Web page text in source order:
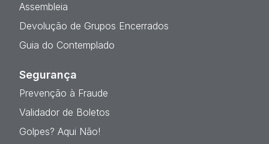
Assembleia
Devolução de Grupos Encerrados
Guia do Contemplado
Segurança
Prevenção à Fraude
Validador de Boletos
Golpes? Aqui Não!